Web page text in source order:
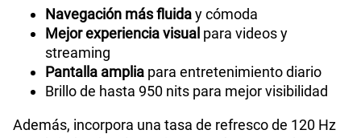
Navegación más fluiday cómoda
Mejor experiencia visual para videos y
streaming
Pantalla amplia para entretenimiento diario
Brillo de hasta 950 nits para mejor visibilidad
Además, incorpora una tasa de refresco de 120 Hz